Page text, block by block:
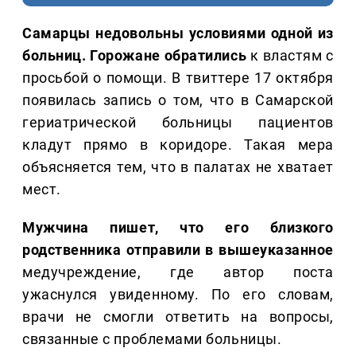
Самарцы недовольны условиями одной из
больниц. Горожане обратились к властям с
просьбой о помощи. В твиттере 17 октября
появилась запись о том, что в Самарской
гериатрической больницы пациентов
кладут прямо в коридоре. Такая мера
объясняется тем, что в палатах не хватает
мест.
Мужчина пишет, что его близкого
родственника отправили в вышеуказанное
медучреждение, где автор поста
ужаснулся увиденному. По его словам,
врачи не смогли ответить на вопросы,
связанные с проблемами больницы.